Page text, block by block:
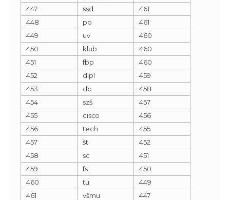
447
ssd
461
448
po
461
449
uv
460
450
klub
460
451
fbp
460
452
dipl
459
453
dc
458
454
szš
457
455
cisco
456
456
tech
455
457
št
452
458
sc
451
459
fs
450
460
tu
449
461
všmu
447